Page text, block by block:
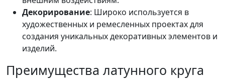
Декорирование: Широко используется в
художественных и ремесленных проектах для
создания уникальных декоративных элементов и
изделий.
Преимущества латунного круга